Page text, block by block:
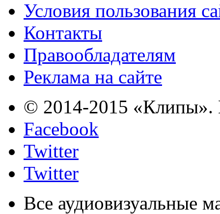
Условия пользования
Контакты
Правообладателям
Реклама на сайте
© 2014-2015 «Клипы».
Facebook
Twitter
Twitter
Все аудиовизуальные